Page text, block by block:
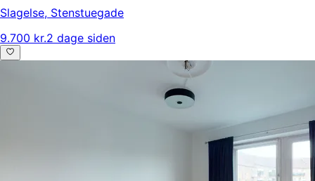
Slagelse, Stenstuegade
9.700 kr.2 dage siden